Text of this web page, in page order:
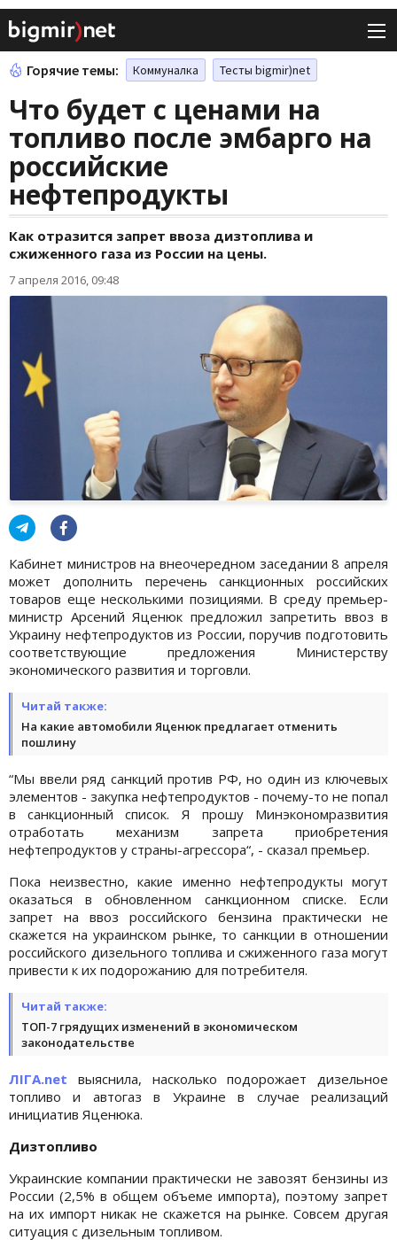
Горячие темы: Коммуналка Тесты bigmir)net
Что будет с ценами на
топливо после эмбарго на
российские
нефтепродукты
Как отразится запрет ввоза дизтоплива и
сжиженного газа из России на цены.
7 апреля 2016, 09:48
Кабинет министров на внеочередном заседании 8 апреля
может дополнить перечень санкционных российских
товаров еще несколькими позициями. В среду премьер-
министр Арсений Яценюк предложил запретить ввоз в
Украину нефтепродуктов из России, поручив подготовить
соответствующие предложения Министерству
экономического развития и торговли.
Читай также:
На какие автомобили Яценюк предлагает отменить
пошлину
“Мы ввели ряд санкций против РФ, но один из ключевых
элементов - закупка нефтепродуктов - почему-то не попал
в санкционный список. Я прошу Минэкономразвития
отработать механизм запрета приобретения
нефтепродуктов у страны-агрессора“, - сказал премьер.
Пока неизвестно, какие именно нефтепродукты могут
оказаться в обновленном санкционном списке. Если
запрет на ввоз российского бензина практически не
скажется на украинском рынке, то санкции в отношении
российского дизельного топлива и сжиженного газа могут
привести к их подорожанию для потребителя.
Читай также:
ТОП-7 грядущих изменений в экономическом
законодательстве
ЛІГА.net выяснила, насколько подорожает дизельное
топливо и автогаз в Украине в случае реализаций
инициатив Яценюка.
Дизтопливо
Украинские компании практически не завозят бензины из
России (2,5% в общем объеме импорта), поэтому запрет
на их импорт никак не скажется на рынке. Совсем другая
ситуация с дизельным топливом.